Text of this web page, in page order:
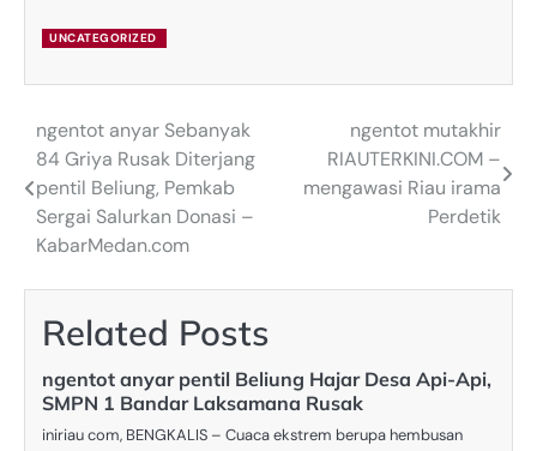
UNCATEGORIZED
Post
navigation
ngentot anyar Sebanyak
84 Griya Rusak Diterjang
pentil Beliung, Pemkab
Sergai Salurkan Donasi –
KabarMedan.com
ngentot mutakhir
RIAUTERKINI.COM –
mengawasi Riau irama
Perdetik
Related Posts
ngentot anyar pentil Beliung Hajar Desa Api-Api,
SMPN 1 Bandar Laksamana Rusak
iniriau com, BENGKALIS – Cuaca ekstrem berupa hembusan